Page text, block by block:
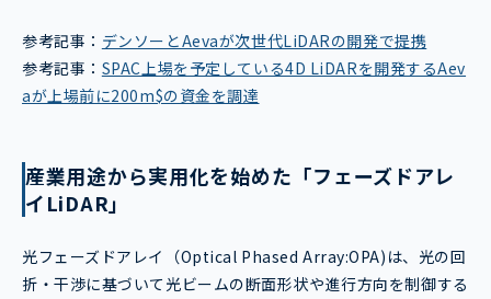
参考記事： デンソーとAevaが次世代LiDARの開発で提携
参考記事： SPAC上場を予定している4D LiDARを開発するAev
aが上場前に200m$の資金を調達
産業用途から実用化を始めた「フェーズドアレ
イLiDAR」
光フェーズドアレイ（Optical Phased Array:OPA)は、光の回
折・干渉に基づいて光ビームの断面形状や進行方向を制御する